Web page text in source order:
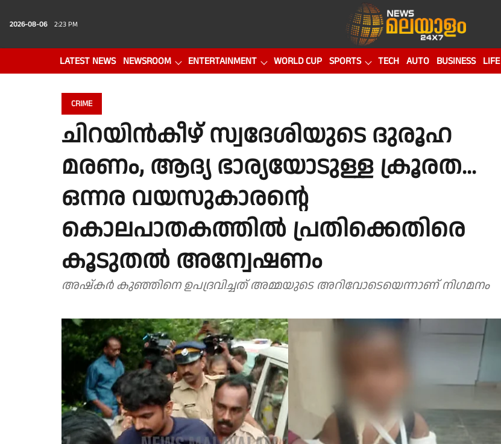
2026-08-06 2:23 PM
LATEST NEWS NEWSROOM ENTERTAINMENT WORLD CUP SPORTS TECH AUTO BUSINESS LIFE
CRIME
ചിറയിൻകീഴ് സ്വദേശിയുടെ ദുരൂഹ
മരണം, ആദ്യ ഭാര്യയോടുള്ള ക്രൂരത...
ഒന്നര വയസുകാരന്റെ
കൊലപാതകത്തിൽ പ്രതിക്കെതിരെ
കൂടുതൽ അന്വേഷണം
അഷ്കർ കുഞ്ഞിനെ ഉപദ്രവിച്ചത് അമ്മയുടെ അറിവോടെയെന്നാണ് നിഗമനം